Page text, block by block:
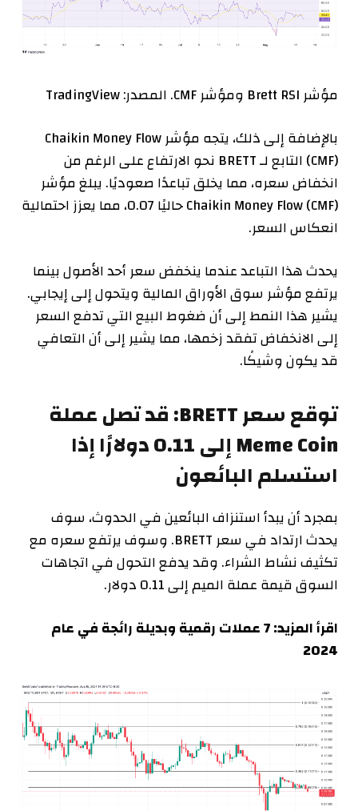
مؤشر Brett RSI ومؤشر CMF. المصدر: TradingView
بالإضافة إلى ذلك، يتجه مؤشر Chaikin Money Flow
(CMF) التابع لـ BRETT نحو الارتفاع على الرغم من
انخفاض سعره، مما يخلق تباعدًا صعوديًا. يبلغ مؤشر
Chaikin Money Flow (CMF) حاليًا 0.07، مما يعزز احتمالية
انعكاس السعر.
يحدث هذا التباعد عندما ينخفض ​​سعر أحد الأصول بينما
يرتفع مؤشر سوق الأوراق المالية ويتحول إلى إيجابي.
يشير هذا النمط إلى أن ضغوط البيع التي تدفع السعر
إلى الانخفاض تفقد زخمها، مما يشير إلى أن التعافي
قد يكون وشيكًا.
توقع سعر BRETT: قد تصل عملة
Meme Coin إلى 0.11 دولارًا إذا
استسلم البائعون
بمجرد أن يبدأ استنزاف البائعين في الحدوث، سوف
يحدث ارتداد في سعر BRETT. وسوف يرتفع سعره مع
تكثيف نشاط الشراء. وقد يدفع التحول في اتجاهات
السوق قيمة عملة الميم إلى 0.11 دولار.
اقرأ المزيد: 7 عملات رقمية وبديلة رائجة في عام
2024